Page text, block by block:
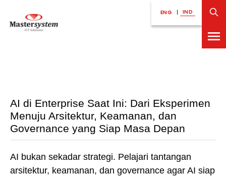
ENG | IND
AI di Enterprise Saat Ini: Dari Eksperimen
Menuju Arsitektur, Keamanan, dan
Governance yang Siap Masa Depan
AI bukan sekadar strategi. Pelajari tantangan
arsitektur, keamanan, dan governance agar AI siap